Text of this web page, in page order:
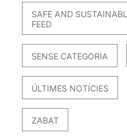
SAFE AND
FEED
SENSE CATEGORIA
ÚLTIMES NOTÍCIES
ZABAT